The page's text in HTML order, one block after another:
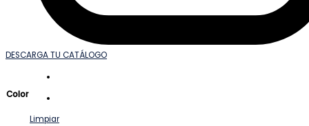
DESCARGA TU CATÁLOGO
Color
Limpiar